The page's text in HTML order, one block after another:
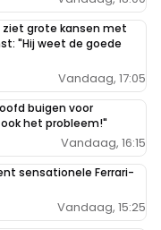
ziet grote kansen met
"Hij weet de goede
Vandaag, 17:05
buigen voor
het probleem!"
Vandaag, 16:15
sensationele Ferrari-
Vandaag, 15:25